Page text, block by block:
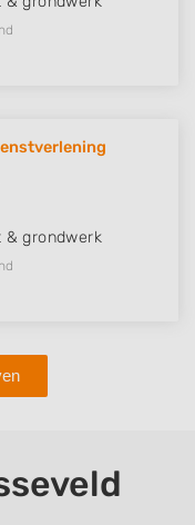
& grondwerk